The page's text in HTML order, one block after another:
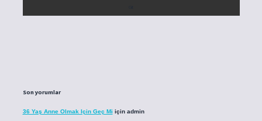
Son yorumlar
36 Yaş Anne Olmak Için Geç Mi için admin